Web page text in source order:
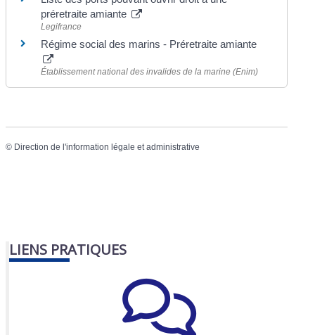
préretraite amiante
Legifrance
Régime social des marins - Préretraite amiante
Établissement national des invalides de la marine (Enim)
© Direction de l'information légale et administrative
LIENS PRATIQUES